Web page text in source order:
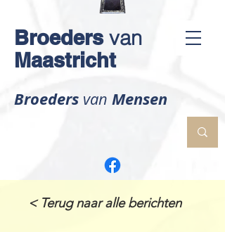
Broeders van
Maastricht
Broeders van Mensen
< Terug naar alle berichten